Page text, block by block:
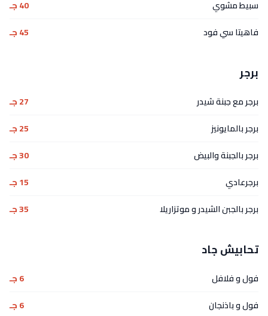
سبيط مشوي
40 جـ
فاهيتا سي فود
45 جـ
برجر
برجر مع جبنة شيدر
27 جـ
برجر بالمايونيز
25 جـ
برجر بالجبنة والبيض
30 جـ
برجرعادي
15 جـ
برجر بالجبن الشيدر و موتزاريلا
35 جـ
تحابيش جاد
فول و فلافل
6 جـ
فول و باذنجان
6 جـ